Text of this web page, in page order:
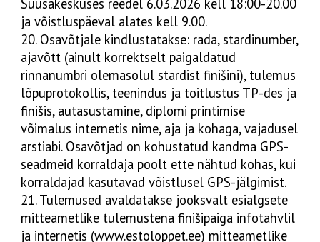
Suusakeskuses reedel 6.03.2026 kell 18:00-20.00
ja võistluspäeval alates kell 9.00.
20. Osavõtjale kindlustatakse: rada, stardinumber,
ajavõtt (ainult korrektselt paigaldatud
rinnanumbri olemasolul stardist finišini), tulemus
lõpuprotokollis, teenindus ja toitlustus TP-des ja
finišis, autasustamine, diplomi printimise
võimalus internetis nime, aja ja kohaga, vajadusel
arstiabi. Osavõtjad on kohustatud kandma GPS-
seadmeid korraldaja poolt ette nähtud kohas, kui
korraldajad kasutavad võistlusel GPS-jälgimist.
21. Tulemused avaldatakse jooksvalt esialgsete
mitteametlike tulemustena finišipaiga infotahvlil
ja internetis (www.estoloppet.ee) mitteametlike